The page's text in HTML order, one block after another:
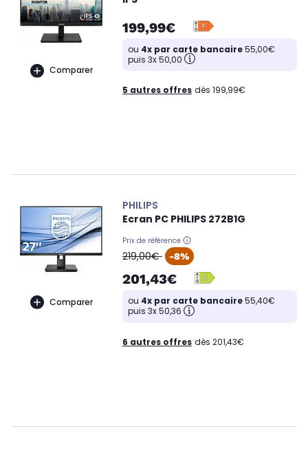
Comparer
199,99€
ou 4x par carte bancaire55,00€
puis 3x 50,00
5 autres offres dès 199,99€
Comparer
PHILIPS
Ecran PC PHILIPS 272B1G
Prix de référence
oldPrice
219,00€ -8%
201,43€
ou 4x par carte bancaire55,40€
puis 3x 50,36
6 autres offres dès 201,43€